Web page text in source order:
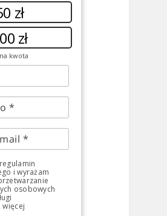
zł
zł
kwota
i wyrażam
osobowych
więcej